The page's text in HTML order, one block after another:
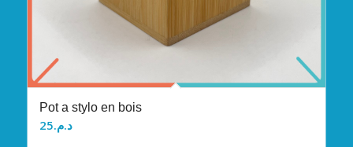
Pot a stylo en bois
د.م.25